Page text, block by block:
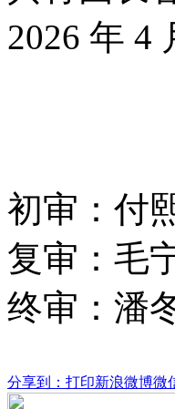
2026 年 4
初审：付
复审：毛
终审：潘
分享到： 打印新浪微博微